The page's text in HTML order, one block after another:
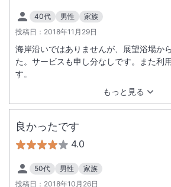
40代 男性
家族
投稿日： 2018年11月29日
もっと見る
海岸沿いではありませんが、展望浴場か
た。サービスも申し分なしです。また利
す。
良かったです
4.0
50代 男性
家族
投稿日： 2018年10月26日